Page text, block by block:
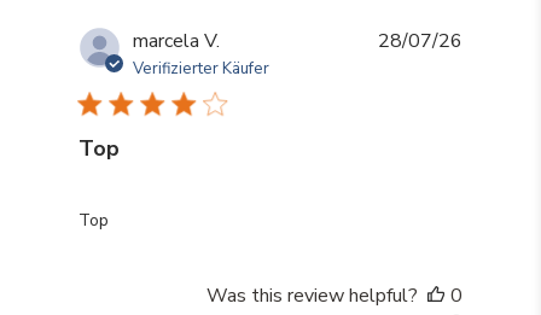
marcela V.
Verifizierter Käufer
Top
Top
read more about review content
28/07/26
Was this review helpful?
0